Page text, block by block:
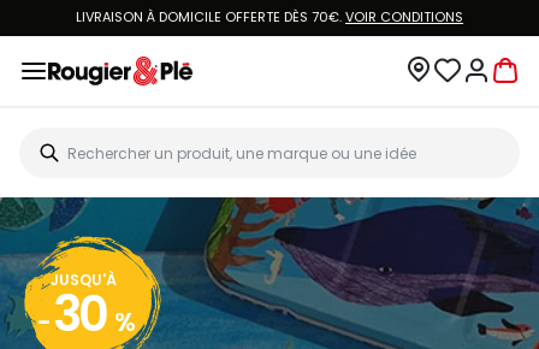
LIVRAISON À DOMICILE OFFERTE DÈS 70€.VOIR CONDITIONS
JUSQU'À
- 30 %